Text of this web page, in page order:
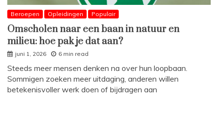
Beroepen Opleidingen Populair
Omscholen naar een baan in natuur en
milieu: hoe pak je dat aan?
juni 1, 2026 6 min read
Steeds meer mensen denken na over hun loopbaan.
Sommigen zoeken meer uitdaging, anderen willen
betekenisvoller werk doen of bijdragen aan